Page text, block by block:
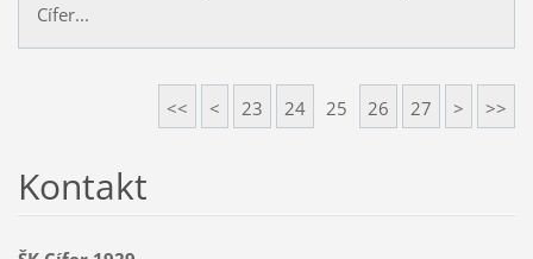
Cífer...
<< < 23 24 25 26 27 > >>
Kontakt